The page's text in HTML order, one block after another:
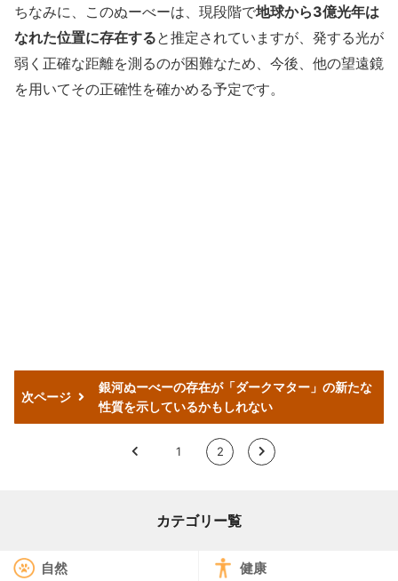
ちなみに、このぬーべーは、現段階で地球から3億光年は
なれた位置に存在すると推定されていますが、発する光が
弱く正確な距離を測るのが困難なため、今後、他の望遠鏡
を用いてその正確性を確かめる予定です。
次ページ
銀河ぬーべーの存在が「ダークマター」の新たな
性質を示しているかもしれない
< 1 2 >
カテゴリー覧
自然 健康